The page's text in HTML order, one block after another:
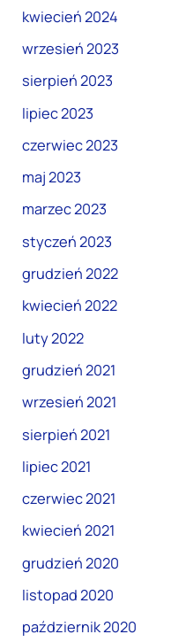
kwiecień 2024
wrzesień 2023
sierpień 2023
lipiec 2023
czerwiec 2023
maj 2023
marzec 2023
styczeń 2023
grudzień 2022
kwiecień 2022
luty 2022
grudzień 2021
wrzesień 2021
sierpień 2021
lipiec 2021
czerwiec 2021
kwiecień 2021
grudzień 2020
listopad 2020
październik 2020